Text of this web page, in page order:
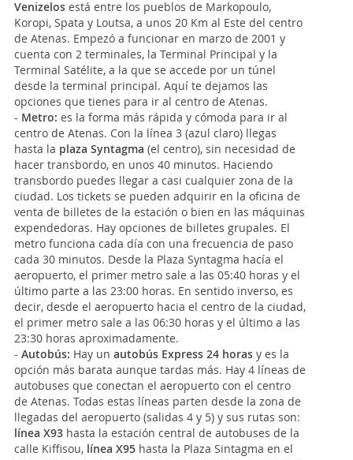
Venizelos está entre los pueblos de Markopoulo,
Koropi, Spata y Loutsa, a unos 20 Km al Este del centro
de Atenas. Empezó a funcionar en marzo de 2001 y
cuenta con 2 terminales, la Terminal Principal y la
Terminal Satélite, a la que se accede por un túnel
desde la terminal principal. Aquí te dejamos las
opciones que tienes para ir al centro de Atenas.
- Metro: es la forma más rápida y cómoda para ir al
centro de Atenas. Con la línea 3 (azul claro) llegas
hasta la plaza Syntagma (el centro), sin necesidad de
hacer transbordo, en unos 40 minutos. Haciendo
transbordo puedes llegar a casi cualquier zona de la
ciudad. Los tickets se pueden adquirir en la oficina de
venta de billetes de la estación o bien en las máquinas
expendedoras. Hay opciones de billetes grupales. El
metro funciona cada día con una frecuencia de paso
cada 30 minutos. Desde la Plaza Syntagma hacía el
aeropuerto, el primer metro sale a las 05:40 horas y el
último parte a las 23:00 horas. En sentido inverso, es
decir, desde el aeropuerto hacia el centro de la ciudad,
el primer metro sale a las 06:30 horas y el último a las
23:30 horas aproximadamente.
- Autobús: Hay un autobús Express 24 horas y es la
opción más barata aunque tardas más. Hay 4 líneas de
autobuses que conectan el aeropuerto con el centro
de Atenas. Todas estas líneas parten desde la zona de
llegadas del aeropuerto (salidas 4 y 5) y sus rutas son:
línea X93 hasta la estación central de autobuses de la
calle Kiffisou, línea X95 hasta la Plaza Sintagma en el